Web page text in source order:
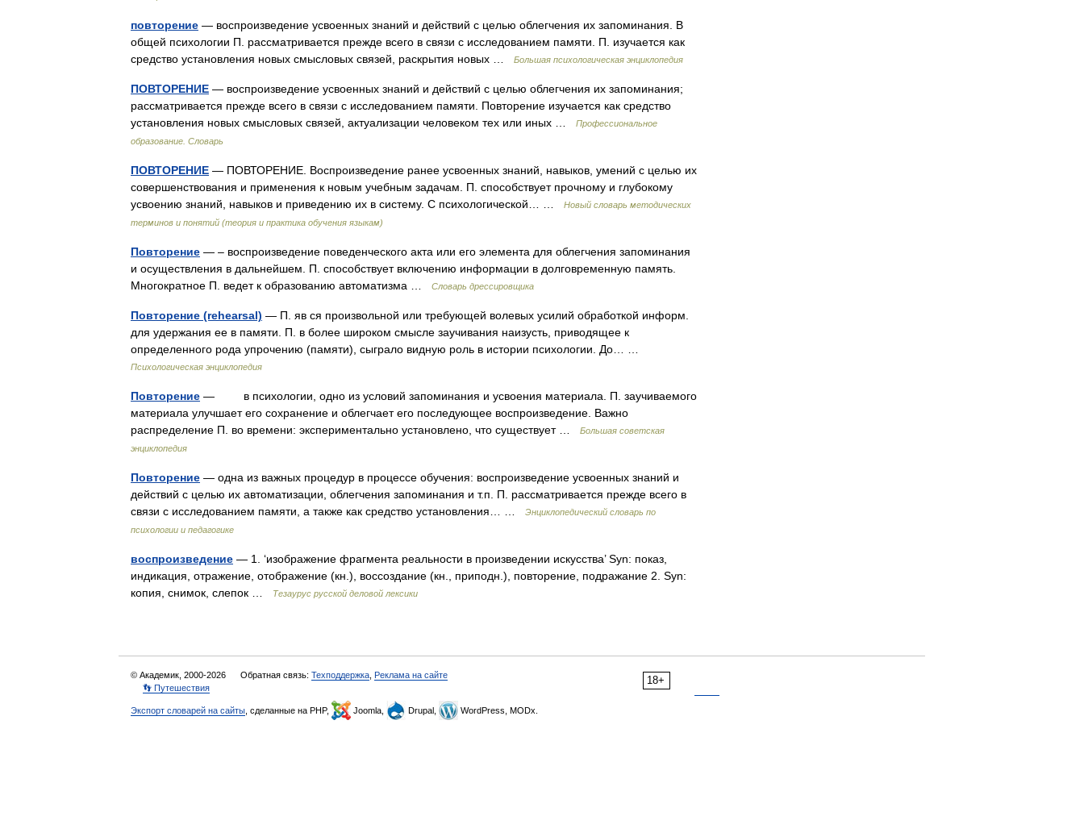
повторение — воспроизведение усвоенных знаний и действий с целью облегчения их запоминания. В
общей психологии П. рассматривается прежде всего в связи с исследованием памяти. П. изучается как
средство установления новых смысловых связей, раскрытия новых …
Большая психологическая энциклопедия
ПОВТОРЕНИЕ — воспроизведение усвоенных знаний и действий с целью облегчения их запоминания;
рассматривается прежде всего в связи с исследованием памяти. Повторение изучается как средство
установления новых смысловых связей, актуализации человеком тех или иных …
Профессиональное
образование. Словарь
ПОВТОРЕНИЕ — ПОВТОРЕНИЕ. Воспроизведение ранее усвоенных знаний, навыков, умений с целью их
совершенствования и применения к новым учебным задачам. П. способствует прочному и глубокому
усвоению знаний, навыков и приведению их в систему. С психологической… …
Новый словарь методических
терминов и понятий (теория и практика обучения языкам)
Повторение — – воспроизведение поведенческого акта или его элемента для облегчения запоминания
и осуществления в дальнейшем. П. способствует включению информации в долговременную память.
Многократное П. ведет к образованию автоматизма …
Словарь дрессировщика
Повторение (rehearsal) — П. яв ся произвольной или требующей волевых усилий обработкой информ.
для удержания ее в памяти. П. в более широком смысле заучивания наизусть, приводящее к
определенного рода упрочению (памяти), сыграло видную роль в истории психологии. До… …
Психологическая энциклопедия
Повторение — в психологии, одно из условий запоминания и усвоения материала. П. заучиваемого
материала улучшает его сохранение и облегчает его последующее воспроизведение. Важно
распределение П. во времени: экспериментально установлено, что существует …
Большая советская
энциклопедия
Повторение — одна из важных процедур в процессе обучения: воспроизведение усвоенных знаний и
действий с целью их автоматизации, облегчения запоминания и т.п. П. рассматривается прежде всего в
связи с исследованием памяти, а также как средство установления… …
Энциклопедический словарь по
психологии и педагогике
воспроизведение — 1. ‘изображение фрагмента реальности в произведении искусства’ Syn: показ,
индикация, отражение, отображение (кн.), воссоздание (кн., приподн.), повторение, подражание 2. Syn:
копия, снимок, слепок …
Тезаурус русской деловой лексики
18+
© Академик, 2000-2026 Обратная связь: Техподдержка Реклама на сайте
👣 Путешествия
Экспорт словарей на сайты , сделанные на PHP, Joomla, Drupal, WordPress, MODx.